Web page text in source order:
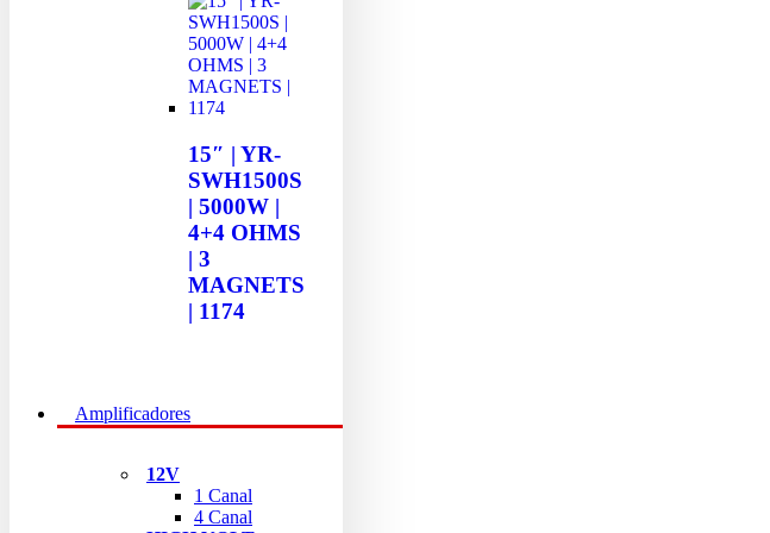
15″ | YR-
SWH1500S
| 5000W |
4+4 OHMS
| 3
MAGNETS
| 1174
Amplificadores
12V
1 Canal
4 Canal